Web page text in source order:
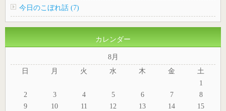
今日のこぼれ話 (7)
カレンダー
8月
日
月 火 水 木 金
土
1
2
3 4 5 6 7
8
9
10 11 12 13 14
15